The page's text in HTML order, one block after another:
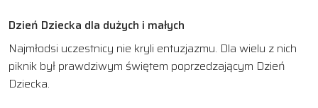
Dzień Dziecka dla dużych i małych
Najmłodsi uczestnicy nie kryli entuzjazmu. Dla wielu z nich
piknik był prawdziwym świętem poprzedzającym Dzień
Dziecka.